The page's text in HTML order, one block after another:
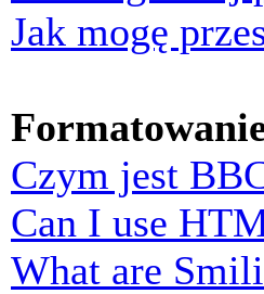
Jak mogę
Czym jest
Can I use
What are